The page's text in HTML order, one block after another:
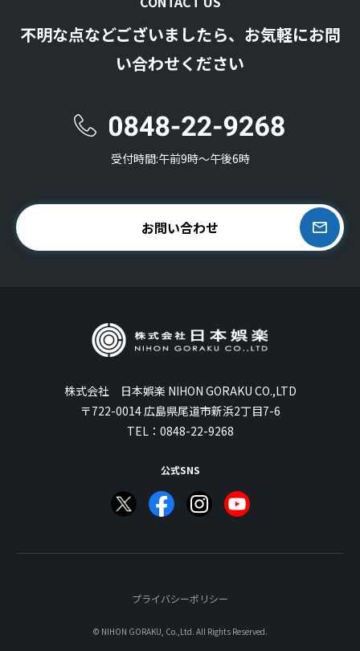
不明な点などございましたら、お気軽にお問
い合わせください
受付時間:午前9時〜午後6時
お問い合わせ
株式会社 日本娯楽 NIHON GORAKU CO.,LTD
〒722-0014 広島県尾道市新浜2丁目7-6
TEL： 0848-22-9268
公式SNS
プライバシーポリシー
© NIHON GORAKU, Co.,Ltd. All Rights Reserved.